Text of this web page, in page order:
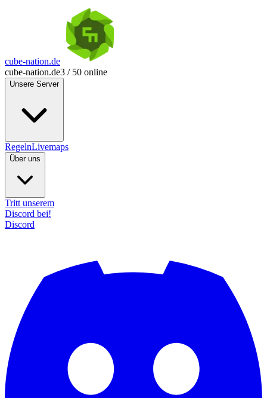
cube-nation.de
cube-nation.de3 / 50 online
Unsere Server
RegelnLivemaps
Über uns
Tritt unserem
Discord bei!
Discord